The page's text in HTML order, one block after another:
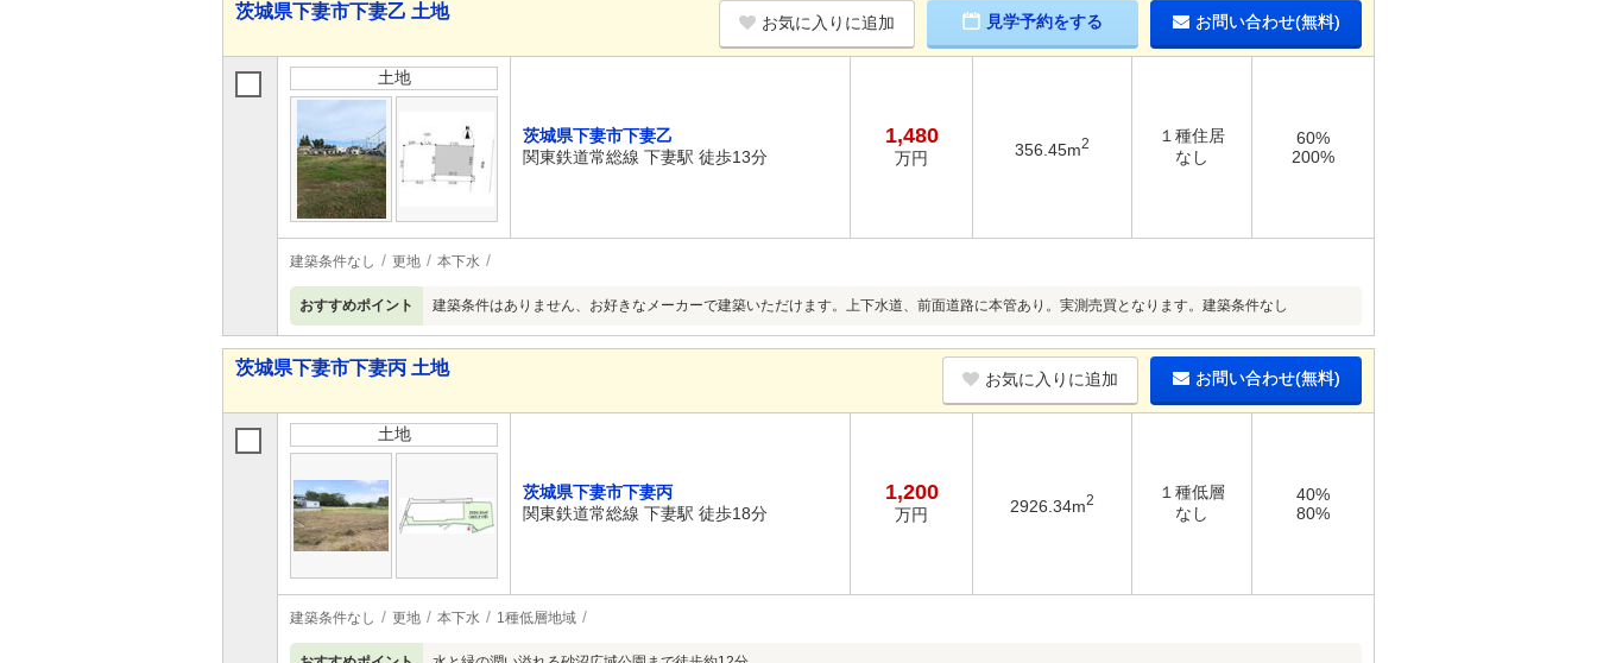
茨城県下妻市下妻乙 土地
お気に入りに追加 見学予約をする お問い合わせ(無料)
土地
茨城県下妻市下妻乙
関東鉄道常総線 下妻駅 徒歩13分
1,480
万円 356.45m2
１種住居
なし
60%
200%
建築条件なし 更地 本下水
おすすめポイント 建築条件はありません、お好きなメーカーで建築いただけます。上下水道、前面道路に本管あり。実測売買となります。建築条件なし
茨城県下妻市下妻丙 土地
お気に入りに追加 お問い合わせ(無料)
土地
茨城県下妻市下妻丙
関東鉄道常総線 下妻駅 徒歩18分
1,200
万円 2926.34m2
１種低層
なし
40%
80%
建築条件なし 更地 本下水 1種低層地域